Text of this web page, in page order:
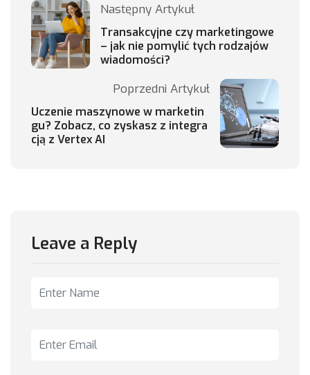
Następny Artykuł
Transakcyjne czy marketingowe
– jak nie pomylić tych rodzajów
wiadomości?
Poprzedni Artykuł
Uczenie maszynowe w marketin
gu? Zobacz, co zyskasz z integra
cją z Vertex AI
Leave a Reply